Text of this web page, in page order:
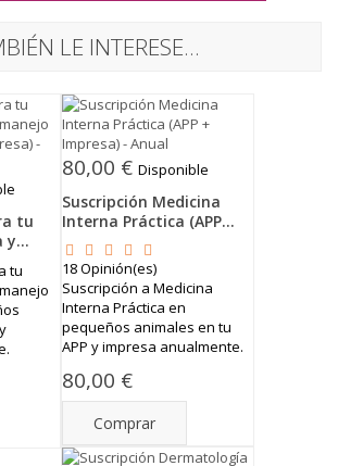
LE INTERESE...
tu
y...
tu
80,00 € Disponible
Suscripción Medicina
Interna Práctica (APP...
18Opinión(es)
Suscripción a Medicina
Interna Práctica en
pequeños animales en tu
APP y impresa anualmente.
80,00 €
Comprar